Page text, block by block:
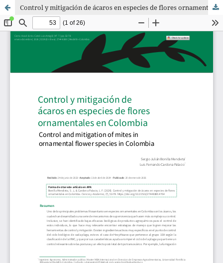
Control y mitigación de ácaros en especies de flores ornamentales en Colombia